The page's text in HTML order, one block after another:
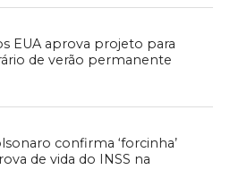
EUA aprova projeto para
de verão permanente
confirma ‘forcinha’
de vida do INSS na